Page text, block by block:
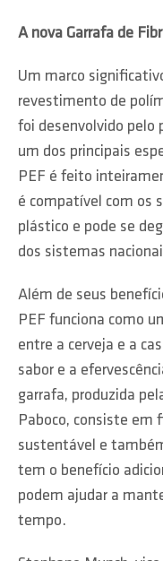
A nova Garrafa de
Um marco
revestimento de
foi desenvolvido pelo
um dos principais
PEF é feito
é compatível com os
plástico e pode se
dos sistemas
Além de seus
PEF funciona como
entre a cerveja e a
sabor e a
garrafa, produzida
Paboco, consiste em
sustentável e
tem o benefício
podem ajudar a
tempo.